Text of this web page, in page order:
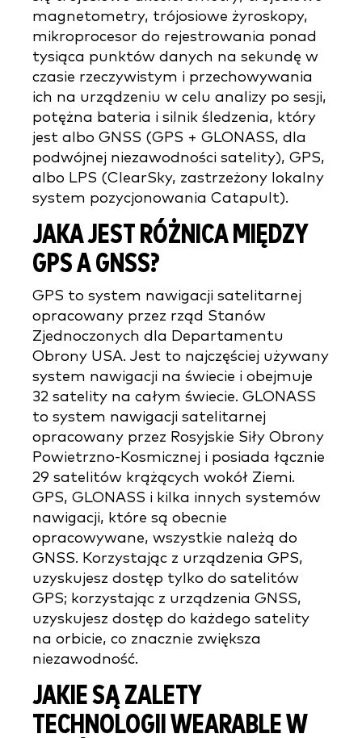
magnetometry, trójosiowe żyroskopy,
mikroprocesor do rejestrowania ponad
tysiąca punktów danych na sekundę w
czasie rzeczywistym i przechowywania
ich na urządzeniu w celu analizy po sesji,
potężna bateria i silnik śledzenia, który
jest albo GNSS (GPS + GLONASS, dla
podwójnej niezawodności satelity), GPS,
albo LPS (ClearSky, zastrzeżony lokalny
system pozycjonowania Catapult).
JAKA JEST RÓŻNICA MIĘDZY
GPS A GNSS?
GPS to system nawigacji satelitarnej
opracowany przez rząd Stanów
Zjednoczonych dla Departamentu
Obrony USA. Jest to najczęściej używany
system nawigacji na świecie i obejmuje
32 satelity na całym świecie. GLONASS
to system nawigacji satelitarnej
opracowany przez Rosyjskie Siły Obrony
Powietrzno-Kosmicznej i posiada łącznie
29 satelitów krążących wokół Ziemi.
GPS, GLONASS i kilka innych systemów
nawigacji, które są obecnie
opracowywane, wszystkie należą do
GNSS. Korzystając z urządzenia GPS,
uzyskujesz dostęp tylko do satelitów
GPS; korzystając z urządzenia GNSS,
uzyskujesz dostęp do każdego satelity
na orbicie, co znacznie zwiększa
niezawodność.
JAKIE SĄ ZALETY
TECHNOLOGII WEARABLE W